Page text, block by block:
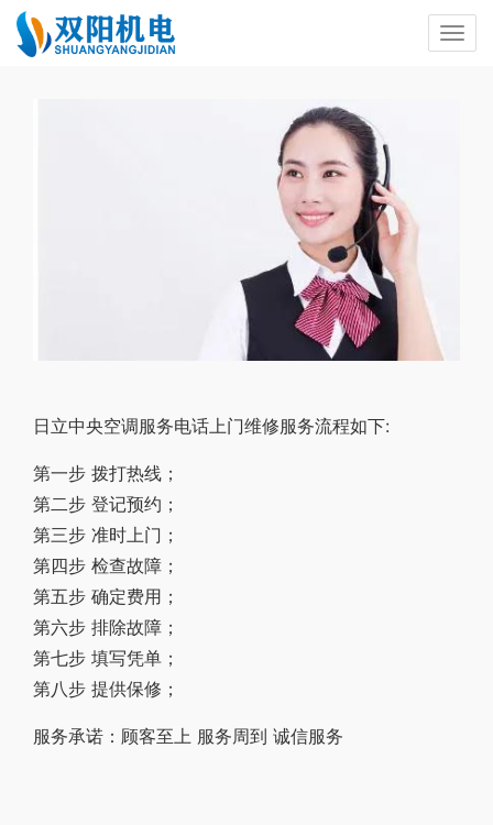
日立中央空调服务电话上门维修服务流程如下:
第一步 拨打热线；
第二步 登记预约；
第三步 准时上门；
第四步 检查故障；
第五步 确定费用；
第六步 排除故障；
第七步 填写凭单；
第八步 提供保修；
服务承诺：顾客至上 服务周到 诚信服务